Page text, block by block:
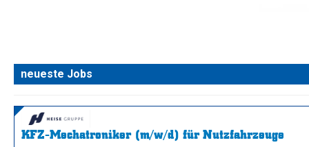
neueste Jobs
KFZ-Mechatroniker (m/w/d) für Nutzfahrzeuge